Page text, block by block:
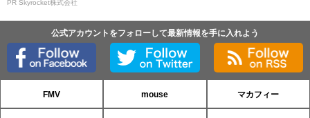
PR Skyrocket株式会社
公式アカウントをフォローして最新情報を手に入れよう
FMV mouse マカフィー